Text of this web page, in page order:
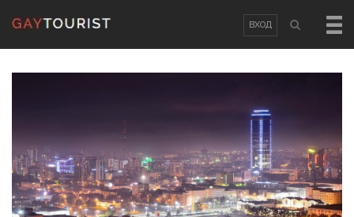
ВХОД
ВХОДORРЕГИСТРАЦИЯ
Пароль